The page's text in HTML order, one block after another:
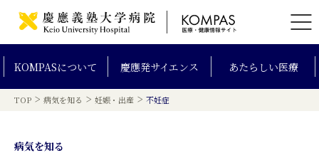
KOMPASについて 慶應発サイエンス あたらしい医療
TOP > 病気を知る > 妊娠・出産 > 不妊症
病気を知る